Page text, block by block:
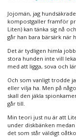
Jojomän, jag
kompostgaller framför
Liten) kan tänka sig nå
går han bara bärsärk när
Det är tydligen himla
stora hunden inte vill
med att ligga, sova och
Och som vanligt trodde
eller vilja ha. Men på
skall den jäkla
går till.
Min teori just nu är att
under diskbänken
det som står väldigt